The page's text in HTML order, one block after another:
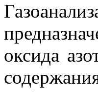
оксида